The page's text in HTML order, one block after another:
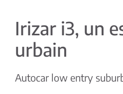
Irizar i3, un
urbain
Autocar low entry